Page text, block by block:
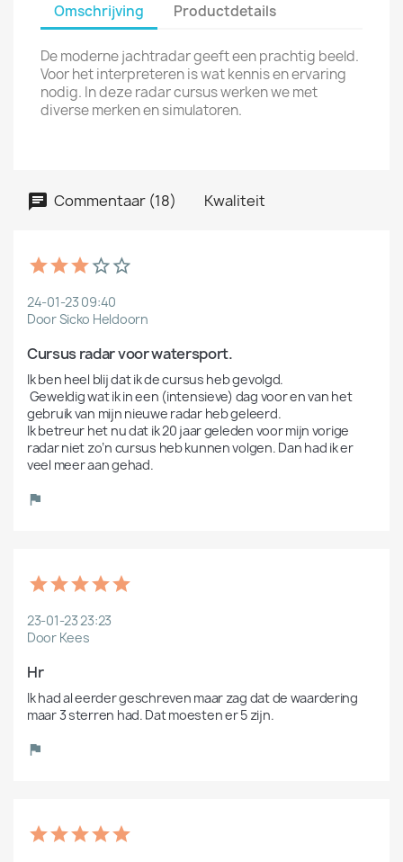
Omschrijving Productdetails
De moderne jachtradar geeft een prachtig beeld.
Voor het interpreteren is wat kennis en ervaring
nodig. In deze radar cursus werken we met
diverse merken en simulatoren.
Commentaar (18) Kwaliteit
24-01-23 09:40
Door Sicko Heldoorn
Cursus radar voor watersport.
Ik ben heel blij dat ik de cursus heb gevolgd.
gebruik van mijn nieuwe radar heb geleerd.
Ik betreur het nu dat ik 20 jaar geleden voor mijn vorige
radar niet zo’n cursus heb kunnen volgen. Dan had ik er
veel meer aan gehad.
23-01-23 23:23
Door Kees
Hr
Ik had al eerder geschreven maar zag dat de waardering
maar 3 sterren had. Dat moesten er 5 zijn.